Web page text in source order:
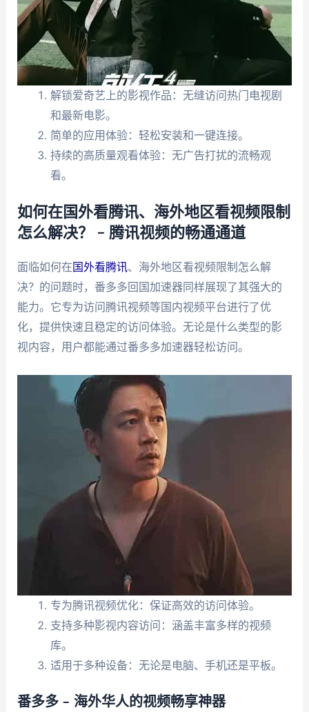
解锁爱奇艺上的影视作品：无缝访问热门电视剧
和最新电影。
简单的应用体验：轻松安装和一键连接。
持续的高质量观看体验：无广告打扰的流畅观
看。
如何在国外看腾讯、海外地区看视频限制
怎么解决？ – 腾讯视频的畅通通道
面临如何在国外看腾讯、海外地区看视频限制怎么解
决？的问题时，番多多回国加速器同样展现了其强大的
能力。它专为访问腾讯视频等国内视频平台进行了优
化，提供快速且稳定的访问体验。无论是什么类型的影
视内容，用户都能通过番多多加速器轻松访问。
专为腾讯视频优化：保证高效的访问体验。
支持多种影视内容访问：涵盖丰富多样的视频
库。
适用于多种设备：无论是电脑、手机还是平板。
番多多 – 海外华人的视频畅享神器